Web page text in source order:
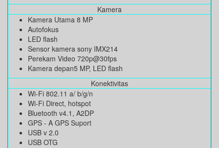
Kamera
Kamera Utama 8 MP
Autofokus
LED flash
Sensor kamera sony IMX214
Perekam Video 720p@30fps
Kamera depan5 MP, LED flash
Konektivitas
Wi-Fi 802.11 a/ b/g/n
Wi-Fi Direct, hotspot
Bluetooth v4.1, A2DP
GPS - A GPS Suport
USB v 2.0
USB OTG